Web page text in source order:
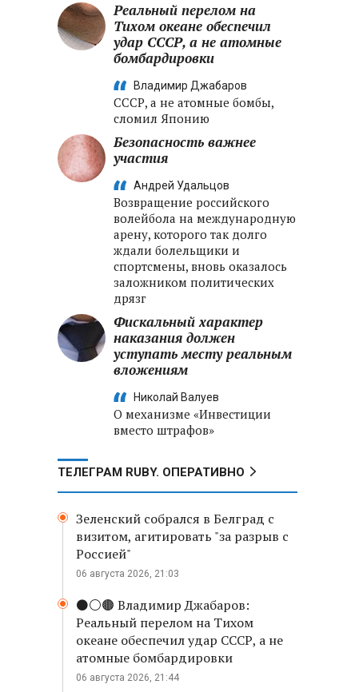
Реальный перелом на
Тихом океане обеспечил
удар СССР, а не атомные
бомбардировки
Владимир Джабаров
СССР, а не атомные бомбы,
сломил Японию
Безопасность важнее
участия
Андрей Удальцов
Возвращение российского
волейбола на международную
арену, которого так долго
ждали болельщики и
спортсмены, вновь оказалось
заложником политических
дрязг
Фискальный характер
наказания должен
уступать месту реальным
вложениям
Николай Валуев
О механизме «Инвестиции
вместо штрафов»
ТЕЛЕГРАМ RUBY. ОПЕРАТИВНО
Зеленский собрался в Белград с
визитом, агитировать "за разрыв с
Россией"
06 августа 2026, 21:03
⚫️⚪️🟤 Владимир Джабаров:
Реальный перелом на Тихом
океане обеспечил удар СССР, а не
атомные бомбардировки
06 августа 2026, 21:44